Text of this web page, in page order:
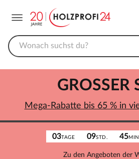
03TAGE 09STD. 45MIN.
Zu den Angeboten der
GROSSER
Mega-Rabatte bis 65 % in